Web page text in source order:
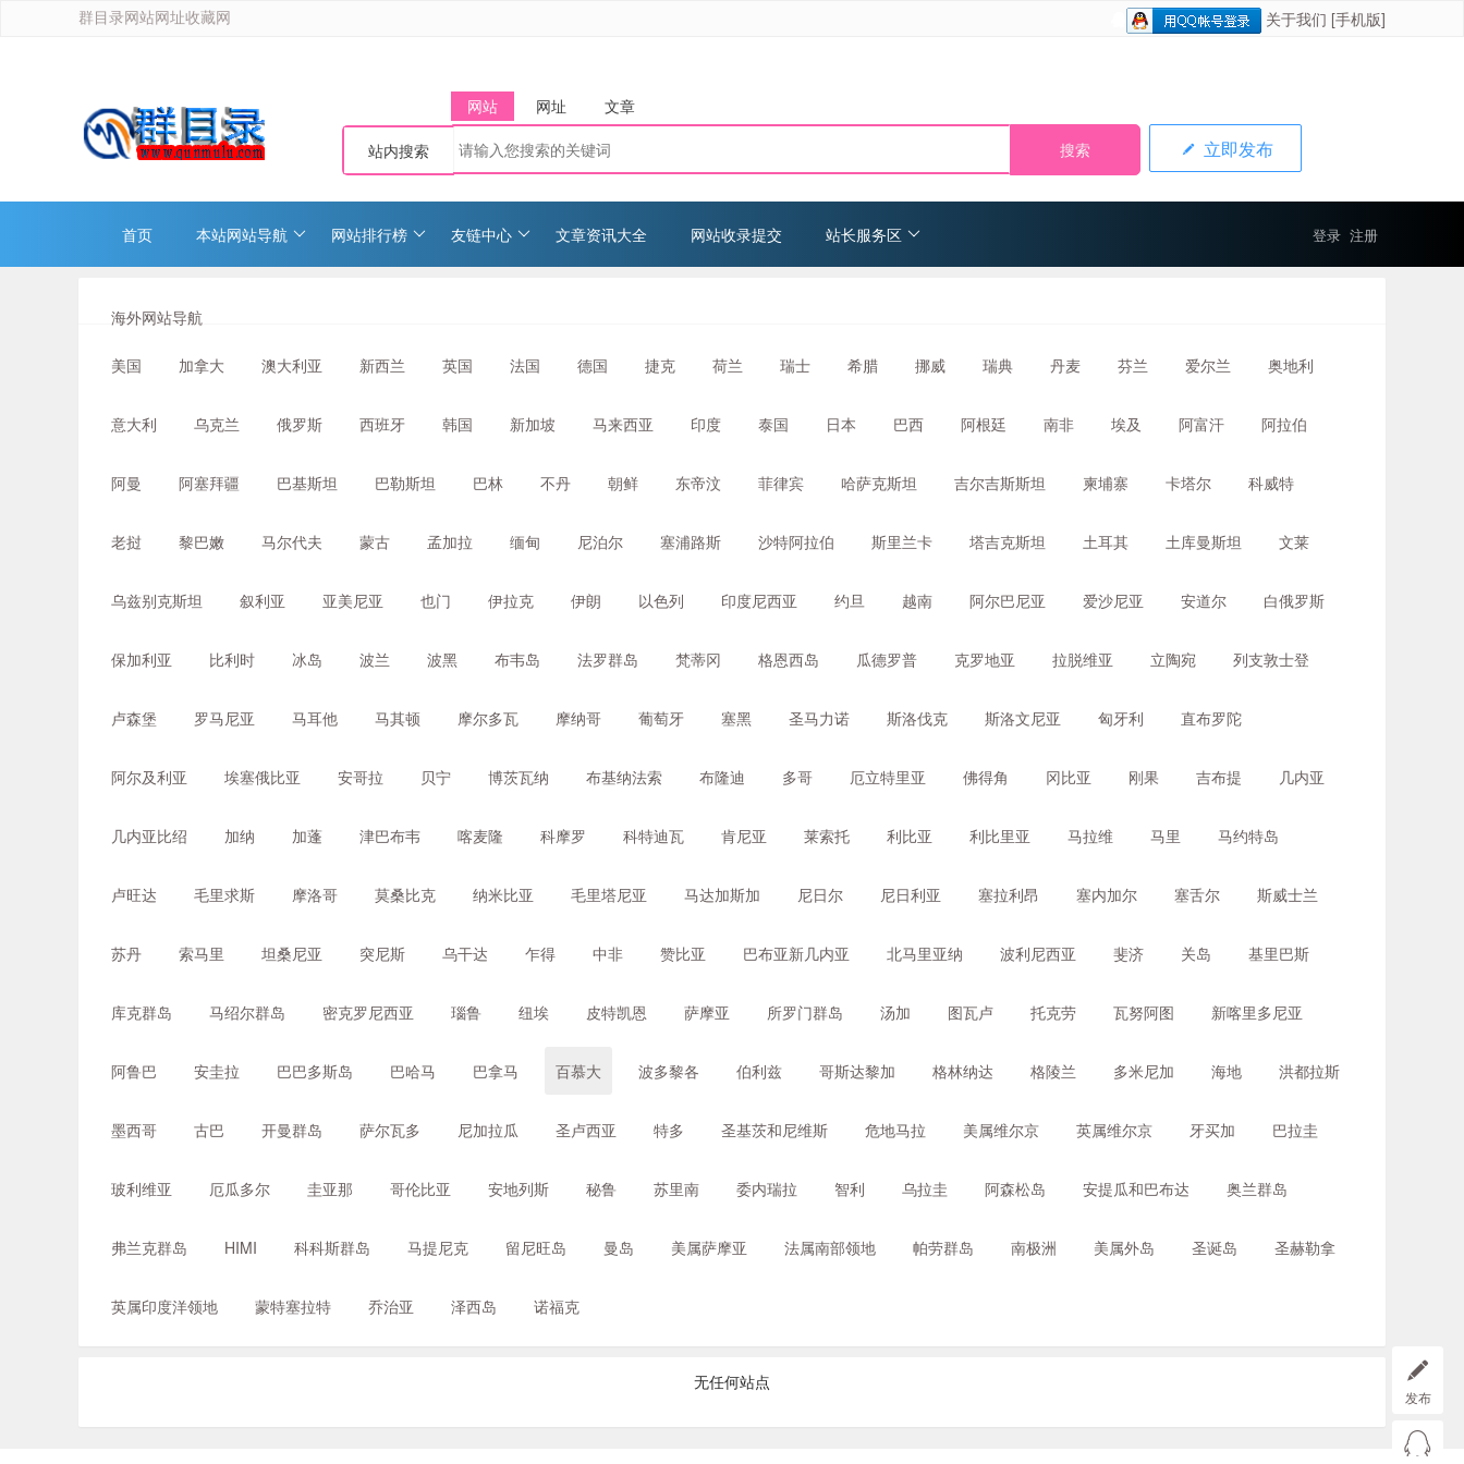
群目录网站网址收藏网 关于我们 [手机版]
网站 网址 文章
站内搜索 立即发布
首页 本站网站导航 网站排行榜 友链中心 文章资讯大全 网站收录提交 站长服务区 登录 注册
海外网站导航
美国 加拿大 澳大利亚 新西兰 英国 法国 德国 捷克 荷兰 瑞士 希腊 挪威 瑞典 丹麦 芬兰 爱尔兰 奥地利
意大利 乌克兰 俄罗斯 西班牙 韩国 新加坡 马来西亚 印度 泰国 日本 巴西 阿根廷 南非 埃及 阿富汗 阿拉伯
阿曼 阿塞拜疆 巴基斯坦 巴勒斯坦 巴林 不丹 朝鲜 东帝汶 菲律宾 哈萨克斯坦 吉尔吉斯斯坦 柬埔寨 卡塔尔 科威特
老挝 黎巴嫩 马尔代夫 蒙古 孟加拉 缅甸 尼泊尔 塞浦路斯 沙特阿拉伯 斯里兰卡 塔吉克斯坦 土耳其 土库曼斯坦 文莱
乌兹别克斯坦 叙利亚 亚美尼亚 也门 伊拉克 伊朗 以色列 印度尼西亚 约旦 越南 阿尔巴尼亚 爱沙尼亚 安道尔 白俄罗斯
保加利亚 比利时 冰岛 波兰 波黑 布韦岛 法罗群岛 梵蒂冈 格恩西岛 瓜德罗普 克罗地亚 拉脱维亚 立陶宛 列支敦士登
卢森堡 罗马尼亚 马耳他 马其顿 摩尔多瓦 摩纳哥 葡萄牙 塞黑 圣马力诺 斯洛伐克 斯洛文尼亚 匈牙利 直布罗陀
阿尔及利亚 埃塞俄比亚 安哥拉 贝宁 博茨瓦纳 布基纳法索 布隆迪 多哥 厄立特里亚 佛得角 冈比亚 刚果 吉布提 几内亚
几内亚比绍 加纳 加蓬 津巴布韦 喀麦隆 科摩罗 科特迪瓦 肯尼亚 莱索托 利比亚 利比里亚 马拉维 马里 马约特岛
卢旺达 毛里求斯 摩洛哥 莫桑比克 纳米比亚 毛里塔尼亚 马达加斯加 尼日尔 尼日利亚 塞拉利昂 塞内加尔 塞舌尔 斯威士兰
苏丹 索马里 坦桑尼亚 突尼斯 乌干达 乍得 中非 赞比亚 巴布亚新几内亚 北马里亚纳 波利尼西亚 斐济 关岛 基里巴斯
库克群岛 马绍尔群岛 密克罗尼西亚 瑙鲁 纽埃 皮特凯恩 萨摩亚 所罗门群岛 汤加 图瓦卢 托克劳 瓦努阿图 新喀里多尼亚
阿鲁巴 安圭拉 巴巴多斯岛 巴哈马 巴拿马 百慕大 波多黎各 伯利兹 哥斯达黎加 格林纳达 格陵兰 多米尼加 海地 洪都拉斯
墨西哥 古巴 开曼群岛 萨尔瓦多 尼加拉瓜 圣卢西亚 特多 圣基茨和尼维斯 危地马拉 美属维尔京 英属维尔京 牙买加 巴拉圭
玻利维亚 厄瓜多尔 圭亚那 哥伦比亚 安地列斯 秘鲁 苏里南 委内瑞拉 智利 乌拉圭 阿森松岛 安提瓜和巴布达 奥兰群岛
弗兰克群岛 HIMI 科科斯群岛 马提尼克 留尼旺岛 曼岛 美属萨摩亚 法属南部领地 帕劳群岛 南极洲 美属外岛 圣诞岛 圣赫勒拿
英属印度洋领地 蒙特塞拉特 乔治亚 泽西岛 诺福克
无任何站点
发布